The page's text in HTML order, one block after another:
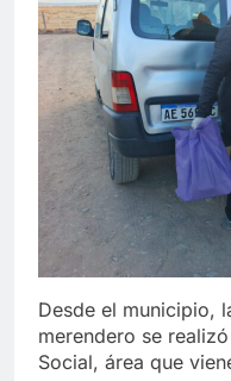
Desde el municipio,
merendero se
Social, área que